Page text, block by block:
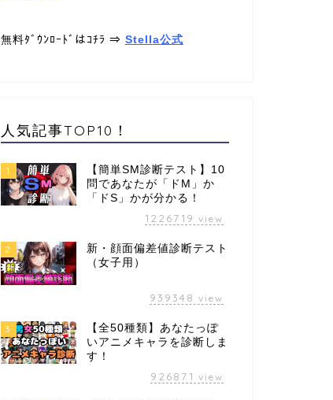
無料ﾀﾞｳﾝﾛｰﾄﾞはｺﾁﾗ ⇒ Stella公式
人気記事TOP10！
1
【簡単SM診断テスト】10
問であなたが「ドM」か
「ドS」かが分かる！
1226719 view
2
新・顔面偏差値診断テスト
（女子用）
939348 view
3
【全50種類】あなたっぽ
いアニメキャラを診断しま
す！
926871 view